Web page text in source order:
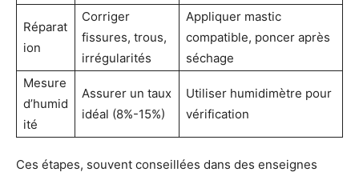
Réparat
ion
Corriger
fissures, trous,
irrégularités
Appliquer mastic
compatible, poncer après
séchage
Mesure
d’humid
ité
Assurer un taux
idéal (8%-15%)
Utiliser humidimètre pour
vérification
Ces étapes, souvent conseillées dans des enseignes